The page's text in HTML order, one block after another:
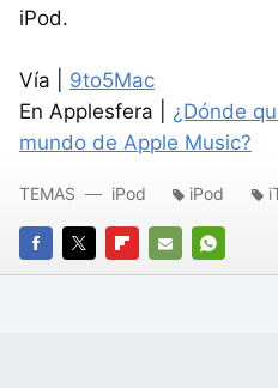
iPod.
Vía | 9to5Mac
En Applesfera | ¿Dónde
mundo de Apple Music?
FACEBOOK
TWITTERFLIPBOARD
E-
TEMAS iPod iPod